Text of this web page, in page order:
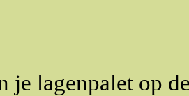
je lagenpalet op